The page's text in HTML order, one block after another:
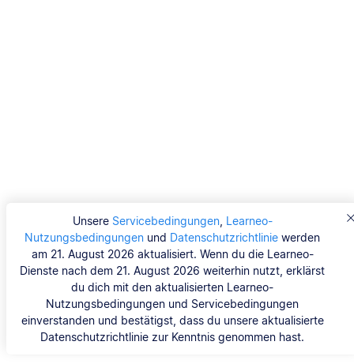
Unsere Servicebedingungen, Learneo-
Nutzungsbedingungen und Datenschutzrichtlinie werden
am 21. August 2026 aktualisiert. Wenn du die Learneo-
Dienste nach dem 21. August 2026 weiterhin nutzt, erklärst
du dich mit den aktualisierten Learneo-
Nutzungsbedingungen und Servicebedingungen
einverstanden und bestätigst, dass du unsere aktualisierte
Datenschutzrichtlinie zur Kenntnis genommen hast.